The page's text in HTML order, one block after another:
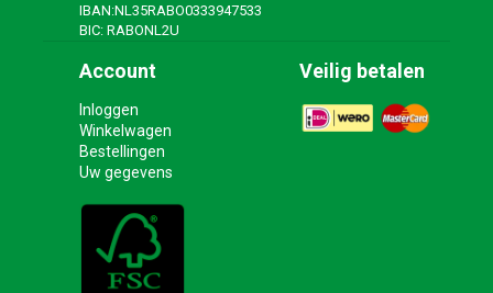
IBAN:NL35RABO0333947533
BIC: RABONL2U
Account
Inloggen
Winkelwagen
Bestellingen
Uw gegevens
Veilig betalen